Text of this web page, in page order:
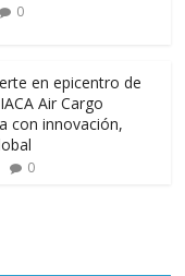
0
en epicentro de
Air Cargo
con innovación,
0